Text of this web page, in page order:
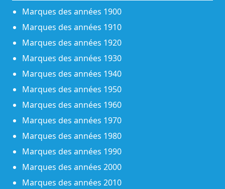
Marques des années 1900
Marques des années 1910
Marques des années 1920
Marques des années 1930
Marques des années 1940
Marques des années 1950
Marques des années 1960
Marques des années 1970
Marques des années 1980
Marques des années 1990
Marques des années 2000
Marques des années 2010